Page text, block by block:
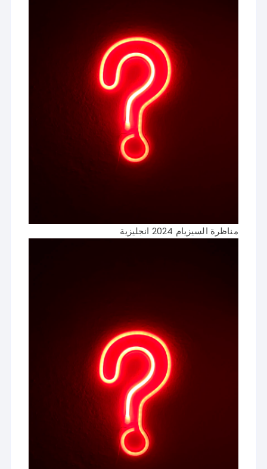
مناظرة السيزيام 2024 انجليزية